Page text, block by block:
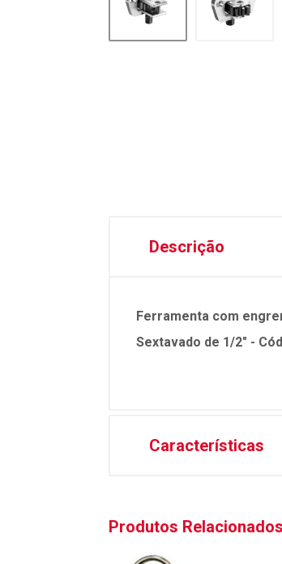
Descrição
Ferramenta com
Sextavado de 1/2" -
Características
Produtos Relacionados